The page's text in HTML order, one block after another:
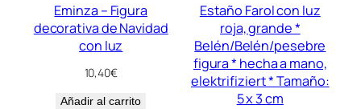
Eminza – Figura
decorativa de Navidad
con luz
10,40€
Añadir al carrito
Estaño Farol con luz
roja, grande *
Belén/Belén/pesebre
figura * hecha a mano,
elektrifiziert * Tamaño:
5 x 3 cm